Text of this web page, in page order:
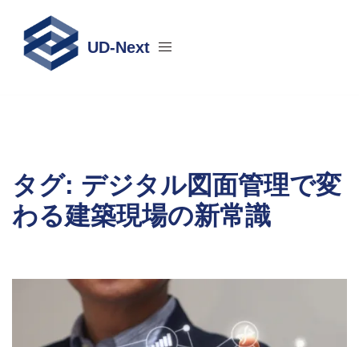
UD-Next
タグ: デジタル図面管理で変
わる建築現場の新常識